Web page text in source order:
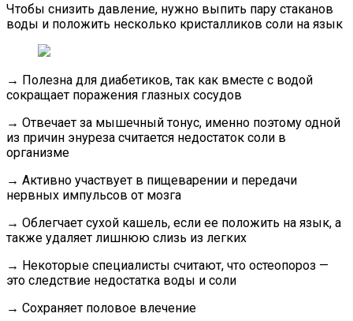
Чтобы снизить давление, нужно выпить пару стаканов
воды и положить несколько кристалликов соли на язык
→ Полезна для диабетиков, так как вместе с водой
сокращает поражения глазных сосудов
→ Отвечает за мышечный тонус, именно поэтому одной
из причин энуреза считается недостаток соли в
организме
→ Активно участвует в пищеварении и передачи
нервных импульсов от мозга
→ Облегчает сухой кашель, если ее положить на язык, а
также удаляет лишнюю слизь из легких
→ Некоторые специалисты считают, что остеопороз —
это следствие недостатка воды и соли
→ Сохраняет половое влечение